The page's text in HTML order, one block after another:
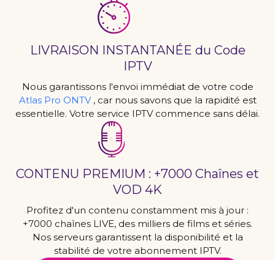
LIVRAISON INSTANTANÉE du Code
IPTV
Nous garantissons l'envoi immédiat de votre code
Atlas Pro ONTV , car nous savons que la rapidité est
essentielle. Votre service IPTV commence sans délai.
CONTENU PREMIUM : +7000 Chaînes et
VOD 4K
Profitez d'un contenu constamment mis à jour :
+7000 chaînes LIVE, des milliers de films et séries.
Nos serveurs garantissent la disponibilité et la
stabilité de votre abonnement IPTV.